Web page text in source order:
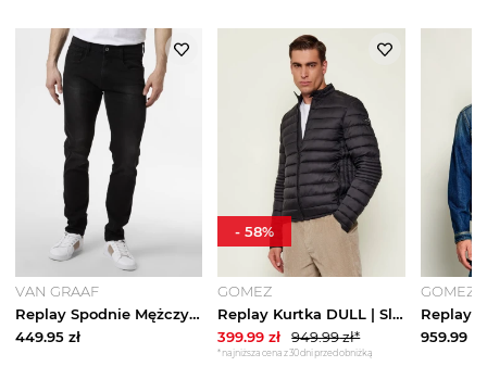
VAN GRAAF
Replay Spodnie Mężczyźni Bawełna czarny
449.95 zł
GOMEZ
Replay Kurtka DULL | Slim Fit czarny
399.99 zł 949.99zł*
*najniższa cena z 30 dni przed obniżką
-58%
GOMEZ
959.99zł